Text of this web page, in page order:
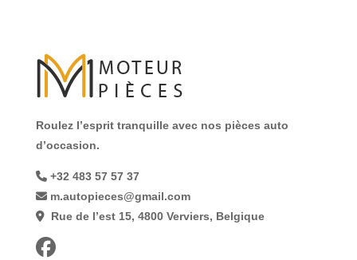
Roulez l’esprit tranquille avec nos pièces auto
d’occasion.
+32 483 57 57 37
m.autopieces@gmail.com
Rue de l’est 15, 4800 Verviers, Belgique